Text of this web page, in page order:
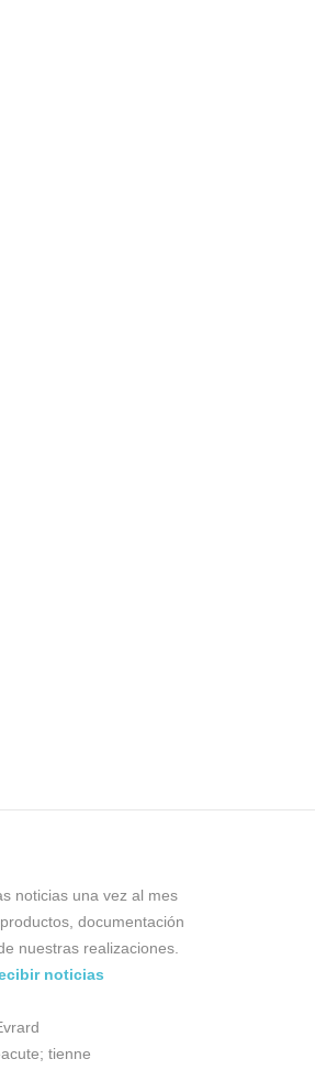
noticias una vez al mes
documentación
nuestras realizaciones.
noticias
tienne